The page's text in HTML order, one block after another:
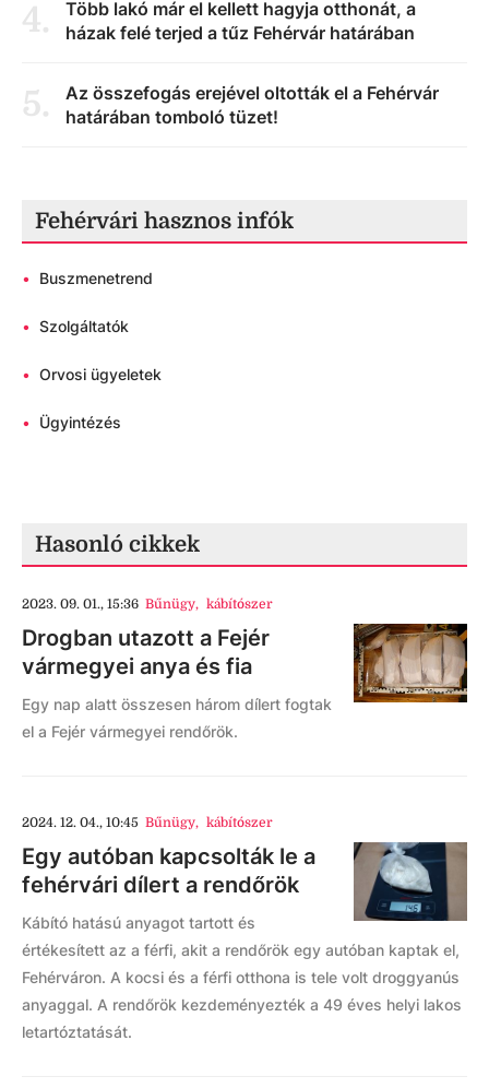
4.
Több lakó már el kellett hagyja otthonát, a
házak felé terjed a tűz Fehérvár határában
5.
Az összefogás erejével oltották el a Fehérvár
határában tomboló tüzet!
Fehérvári hasznos infók
• Buszmenetrend
• Szolgáltatók
• Orvosi ügyeletek
• Ügyintézés
Hasonló cikkek
2023. 09. 01., 15:36 Bűnügy, kábítószer
Drogban utazott a Fejér
vármegyei anya és fia
Egy nap alatt összesen három dílert fogtak
el a Fejér vármegyei rendőrök.
2024. 12. 04., 10:45 Bűnügy, kábítószer
Egy autóban kapcsolták le a
fehérvári dílert a rendőrök
Kábító hatású anyagot tartott és
értékesített az a férfi, akit a rendőrök egy autóban kaptak el,
Fehérváron. A kocsi és a férfi otthona is tele volt droggyanús
anyaggal. A rendőrök kezdeményezték a 49 éves helyi lakos
letartóztatását.